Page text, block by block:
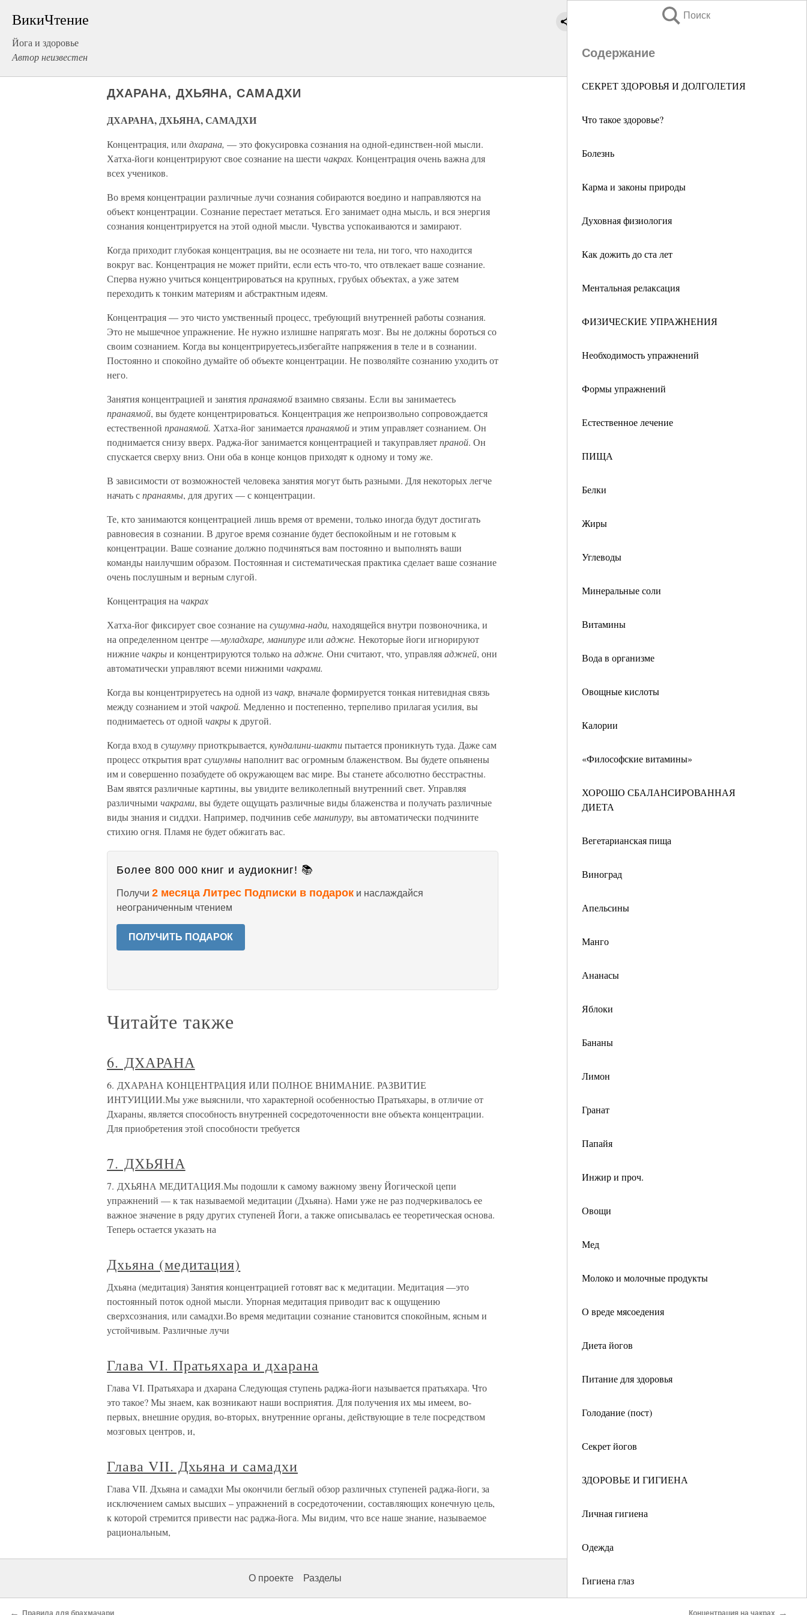
ВикиЧтение
Йога и здоровье
Автор неизвестен
Поиск
Содержание
СЕКРЕТ ЗДОРОВЬЯ И ДОЛГОЛЕТИЯ
Что такое здоровье?
Болезнь
Карма и законы природы
Духовная физиология
Как дожить до ста лет
Ментальная релаксация
ФИЗИЧЕСКИЕ УПРАЖНЕНИЯ
Необходимость упражнений
Формы упражнений
Естественное лечение
ПИЩА
Белки
Жиры
Углеводы
Минеральные соли
Витамины
Вода в организме
Овощные кислоты
Калории
«Философские витамины»
ХОРОШО СБАЛАНСИРОВАННАЯ
ДИЕТА
Вегетарианская пища
Виноград
Апельсины
Манго
Ананасы
Яблоки
Бананы
Лимон
Гранат
Папайя
Инжир и проч.
Овощи
Мед
Молоко и молочные продукты
О вреде мясоедения
Диета йогов
Питание для здоровья
Голодание (пост)
Секрет йогов
ЗДОРОВЬЕ И ГИГИЕНА
Личная гигиена
Одежда
Гигиена глаз
ДХАРАНА, ДХЬЯНА, САМАДХИ
ДХАРАНА, ДХЬЯНА, САМАДХИ
Концентрация, или дхарана, — это фокусировка сознания на одной-единствен-ной мысли.
Хатха-йоги концентрируют свое сознание на шести чакрах. Концентрация очень важна для
всех учеников.
Во время концентрации различные лучи сознания собираются воедино и направляются на
объект концентрации. Сознание перестает метаться. Его занимает одна мысль, и вся энергия
сознания концентрируется на этой одной мысли. Чувства успокаиваются и замирают.
Когда приходит глубокая концентрация, вы не осознаете ни тела, ни того, что находится
вокруг вас. Концентрация не может прийти, если есть что-то, что отвлекает ваше сознание.
Сперва нужно учиться концентрироваться на крупных, грубых объектах, а уже затем
переходить к тонким материям и абстрактным идеям.
Концентрация — это чисто умственный процесс, требующий внутренней работы сознания.
Это не мышечное упражнение. Не нужно излишне напрягать мозг. Вы не должны бороться со
своим сознанием. Когда вы концентрируетесь,избегайте напряжения в теле и в сознании.
Постоянно и спокойно думайте об объекте концентрации. Не позволяйте сознанию уходить от
него.
Занятия концентрацией и занятияпранаямойвзаимно связаны. Если вы занимаетесь
пранаямой, вы будете концентрироваться. Концентрация же непроизвольно сопровождается
естественной пранаямой. Хатха-йог занимаетсяпранаямойи этим управляет сознанием. Он
поднимается снизу вверх. Раджа-йог занимается концентрацией и такуправляетпраной. Он
спускается сверху вниз. Они оба в конце концов приходят к одному и тому же.
В зависимости от возможностей человека занятия могут быть разными. Для некоторых легче
начать спранаямы, для других — с концентрации.
Те, кто занимаются концентрацией лишь время от времени, только иногда будут достигать
равновесия в сознании. В другое время сознание будет беспокойным и не готовым к
концентрации. Ваше сознание должно подчиняться вам постоянно и выполнять ваши
команды наилучшим образом. Постоянная и систематическая практика сделает ваше сознание
очень послушным и верным слугой.
Концентрация на чакрах
Хатха-йог фиксирует свое сознание на сушумна-нади, находящейся внутри позвоночника, и
на определенном центре —муладхаре, манипуреили аджне. Некоторые йоги игнорируют
нижниечакрыи концентрируются только на аджне. Они считают, что, управляяаджней, они
автоматически управляют всеми нижними чакрами.
Когда вы концентрируетесь на одной изчакр, вначале формируется тонкая нитевидная связь
между сознанием и этой чакрой. Медленно и постепенно, терпеливо прилагая усилия, вы
поднимаетесь от одной чакрык другой.
Когда вход в сушумнуприоткрывается, кундалини-шактипытается проникнуть туда. Даже сам
процесс открытия вратсушумнынаполнит вас огромным блаженством. Вы будете опьянены
им и совершенно позабудете об окружающем вас мире. Вы станете абсолютно бесстрастны.
Вам явятся различные картины, вы увидите великолепный внутренний свет. Управляя
различными чакрами, вы будете ощущать различные виды блаженства и получать различные
виды знания и сиддхи. Например, подчинив себе манипуру, вы автоматически подчините
стихию огня. Пламя не будет обжигать вас.
Более 800 000 книг и аудиокниг! 📚
Получи 2 месяца Литрес Подписки в подарок и наслаждайся
неограниченным чтением
ПОЛУЧИТЬ ПОДАРОК
Читайте также
6. ДХАРАНА
6. ДХАРАНА КОНЦЕНТРАЦИЯ ИЛИ ПОЛНОЕ ВНИМАНИЕ. РАЗВИТИЕ
ИНТУИЦИИ.Мы уже выяснили, что характерной особенностью Пратьяхары, в отличие от
Дхараны, является способность внутренней сосредоточенности вне объекта концентрации.
Для приобретения этой способности требуется
7. ДХЬЯНА
7. ДХЬЯНА МЕДИТАЦИЯ.Мы подошли к самому важному звену Йогической цепи
упражнений — к так называемой медитации (Дхьяна). Нами уже не раз подчеркивалось ее
важное значение в ряду других ступеней Йоги, а также описывалась ее теоретическая основа.
Теперь остается указать на
Дхьяна (медитация)
Дхьяна (медитация) Занятия концентрацией готовят вас к медитации. Медитация —это
постоянный поток одной мысли. Упорная медитация приводит вас к ощущению
сверхсознания, или самадхи.Во время медитации сознание становится спокойным, ясным и
устойчивым. Различные лучи
Глава VI. Пратьяхара и дхарана
Глава VI. Пратьяхара и дхарана Следующая ступень раджа-йоги называется пратьяхара. Что
это такое? Мы знаем, как возникают наши восприятия. Для получения их мы имеем, во-
первых, внешние орудия, во-вторых, внутренние органы, действующие в теле посредством
мозговых центров, и,
Глава VII. Дхьяна и самадхи
Глава VII. Дхьяна и самадхи Мы окончили беглый обзор различных ступеней раджа-йоги, за
исключением самых высших – упражнений в сосредоточении, составляющих конечную цель,
к которой стремится привести нас раджа-йога. Мы видим, что все наше знание, называемое
рациональным,
О проекте Разделы
← Правила для брахмачари Концентрация на чакрах →